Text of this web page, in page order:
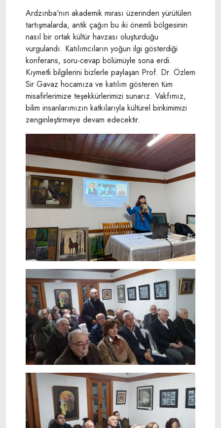
Ardzınba'nın akademik mirası üzerinden yürütülen
tartışmalarda, antik çağın bu iki önemli bölgesinin
nasıl bir ortak kültür havzası oluşturduğu
vurgulandı. Katılımcıların yoğun ilgi gösterdiği
konferans, soru-cevap bölümüyle sona erdi.
Kıymetli bilgilerini bizlerle paylaşan Prof. Dr. Özlem
Sir Gavaz hocamıza ve katılım gösteren tüm
misafirlerimize teşekkürlerimizi sunarız. Vakfımız,
bilim insanlarımızın katkılarıyla kültürel birikimimizi
zenginleştirmeye devam edecektir.